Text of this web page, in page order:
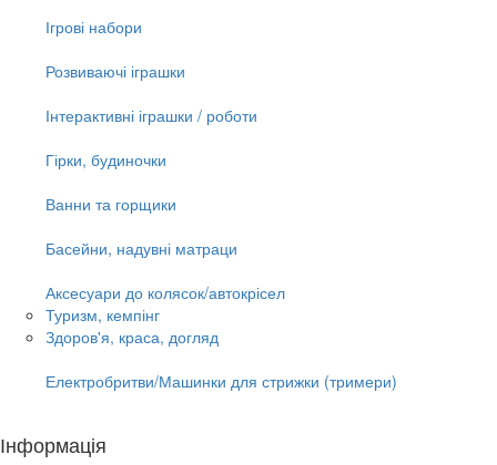
Ігрові набори
Розвиваючі іграшки
Інтерактивні іграшки / роботи
Гірки, будиночки
Ванни та горщики
Басейни, надувні матраци
Аксесуари до колясок/автокрісел
Туризм, кемпінг
Здоров'я, краса, догляд
Електробритви/Машинки для стрижки (тримери)
Інформація